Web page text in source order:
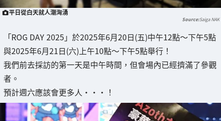
平日從白天就人潮洶湧
Saiga NAK
「ROG DAY 2025」於2025年6月20日(五)中午12點～下午5點
與2025年6月21日(六)上午10點～下午5點舉行！
我們前去採訪的第一天是中午時間，但會場內已經擠滿了參觀
者。
預計週六應該會更多人・・・！